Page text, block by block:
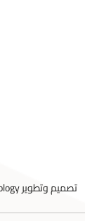
تصميم وتطوير